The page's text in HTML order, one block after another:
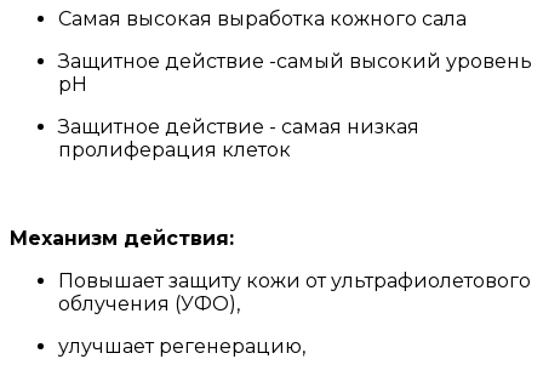
Самая высокая выработка кожного сала
Защитное действие -самый высокий уровень
рН
Защитное действие - самая низкая
пролиферация клеток
Механизм действия:
Повышает защиту кожи от ультрафиолетового
облучения (УФО),
улучшает регенерацию,